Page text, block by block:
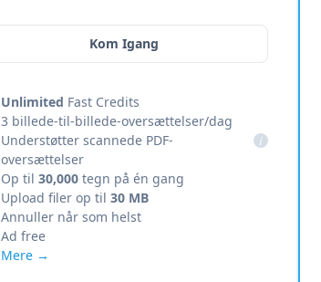
Kom Igang
Unlimited Fast Credits
3 billede-til-billede-oversættelser/dag
Understøtter scannede PDF-
oversættelser
i
Op til 30,000 tegn på én gang
Upload filer op til 30 MB
Annuller når som helst
Ad free
Mere →